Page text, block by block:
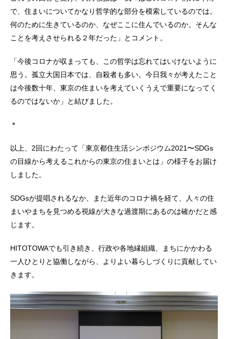
で、住まいについてかなり哲学的な部分を模索しているのでは。
何のために生きているのか、なぜここに住んでいるのか。そんな
ことを考えさせられる２年だった」とコメント。
「今後コロナが収まっても、この哲学は忘れてはいけないように
思う。孤立大国日本では、自殺者も多い。今日我々が考えたこと
は今後数十年、東京の住まいを考えていくうえで重要になってく
るのではないか」と結びました。
＊
以上、2回にわたって「東京都住生活シンポジウム2021〜SDGs
の目線から考えるこれからの東京の住まいとは」の様子をお届け
しました。
SDGsが提唱されるなか、また近年のコロナ禍を経て、人々の住
まいやまちを見つめる視線が大きな過渡期にあるのは確かだと感
じます。
HITOTOWAでも引き続き、行政や各地縁組織、まちにかかわる
一人ひとりと協働しながら、よりよい暮らしづくりに貢献してい
きます。